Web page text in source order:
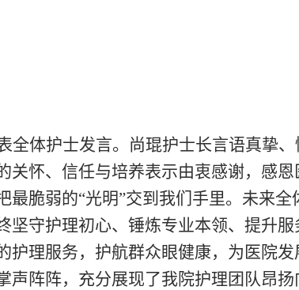
全体护士发言。尚琨护士长言语真挚
关怀、信任与培养表示由衷感谢， 感恩
最脆弱的“光明”交到我们手里。未来
坚守护理初心、锤炼专业本领、提升服
护理服务，护航群众眼健康，为医院发
声阵阵，充分展现了我院护理团队昂